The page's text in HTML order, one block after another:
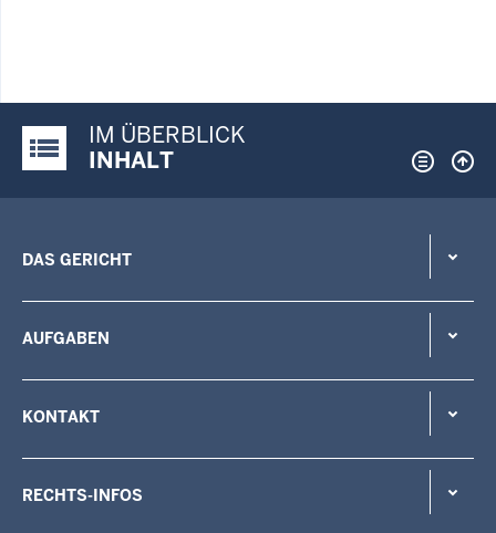
Justiz-Portal im Überblick:
IM ÜBERBLICK
INHALT
DAS GERICHT
AUFGABEN
KONTAKT
RECHTS-INFOS